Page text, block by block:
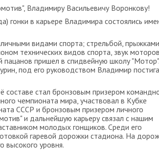
Владимиру Васильевичу Воронкову!
гонки в карьере Владимира состоялись
видами спорта; стрельбой,
технических видов спорта, звук
пацанов пришел в спидвейную школу "Мотор".
под его руководством Владимир
составе стал бронзовым призером
чемпионата мира, участвовал в Кубке
СССР и бронзовым призером личного
и дальнейшую карьеру связал с нашим
молодых гонщиков. Среди его
гаревой дорожки стадиона. На
высокого уровня.